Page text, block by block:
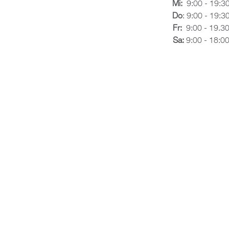
Mi:9:00 -
Do: 9:00 -
Fr: 9:00 -
Sa:9:00 -